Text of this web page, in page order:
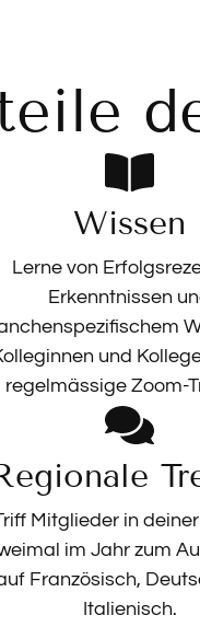
Wissen
Lerne von
Erkenntnissen
und
regelmässige Zoom-
Mitglieder in
im Jahr zum
Französisch,
Italienisch.